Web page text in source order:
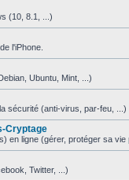
(10, 8.1, ...)
l'iPhone.
Ubuntu, Mint, ...)
sécurité (anti-virus, par-feu, ...)
Cryptage
en ligne (gérer, protéger sa
Twitter, ...)